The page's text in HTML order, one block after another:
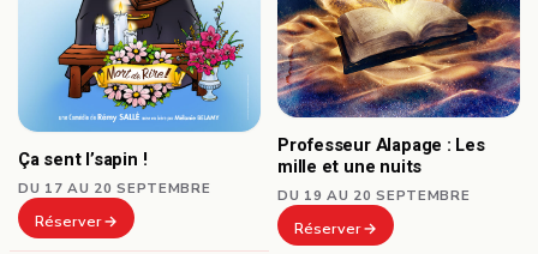
Ça sent l’sapin !
DU 17 AU 20 SEPTEMBRE
Réserver
Professeur Alapage : Les
mille et une nuits
DU 19 AU 20 SEPTEMBRE
Réserver